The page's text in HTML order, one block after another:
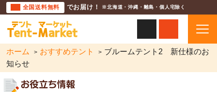
全国送料無料 でお届け！ ※北海道・沖縄・離島・個人宅除く
ホーム おすすめテント
ブルームテント2 新仕様のお
知らせ